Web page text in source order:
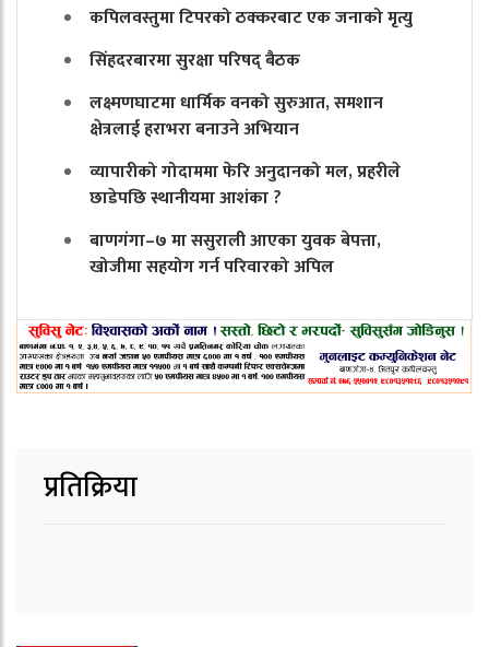
कपिलवस्तुमा टिपरको ठक्करबाट एक जनाको मृत्यु
सिंहदरबारमा सुरक्षा परिषद् बैठक
लक्ष्मणघाटमा धार्मिक वनको सुरुआत, समशान
क्षेत्रलाई हराभरा बनाउने अभियान
व्यापारीको गोदाममा फेरि अनुदानको मल, प्रहरीले
छाडेपछि स्थानीयमा आशंका ?
बाणगंगा–७ मा ससुराली आएका युवक बेपत्ता,
खोजीमा सहयोग गर्न परिवारको अपिल
प्रतिक्रिया